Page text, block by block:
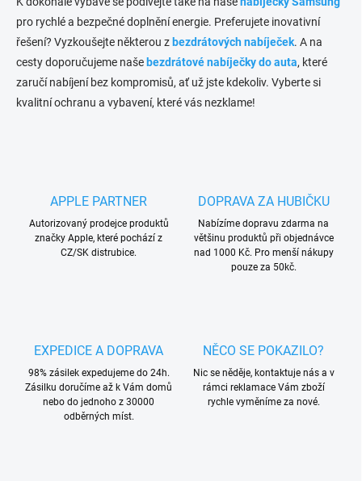
pro rychlé a bezpečné doplnění energie. Preferujete inovativní
řešení? Vyzkoušejte některou z bezdrátových nabíječek. A na
cesty doporučujeme naše bezdrátové nabíječky do auta, které
zaručí nabíjení bez kompromisů, ať už jste kdekoliv. Vyberte si
kvalitní ochranu a vybavení, které vás nezklame!
APPLE PARTNER
Autorizovaný prodejce produktů
značky Apple, které pochází z
CZ/SK distrubice.
DOPRAVA ZA HUBIČKU
Nabízíme dopravu zdarma na
většinu produktů při objednávce
nad 1000 Kč. Pro menší nákupy
pouze za 50kč.
EXPEDICE A DOPRAVA
98% zásilek expedujeme do 24h.
Zásilku doručíme až k Vám domů
nebo do jednoho z 30000
odběrných míst.
NĚCO SE POKAZILO?
Nic se něděje, kontaktuje nás a v
rámci reklamace Vám zboží
rychle vyměníme za nové.